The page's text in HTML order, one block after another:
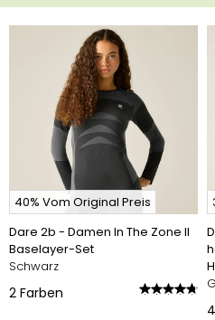
40% Vom Original Preis
Dare 2b - Damen In The Zone II
Baselayer-Set
Schwarz
2 Farben
4